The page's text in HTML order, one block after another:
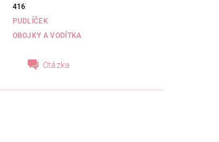
416
PUDLÍČEK
OBOJKY A VODÍTKA
Otázka